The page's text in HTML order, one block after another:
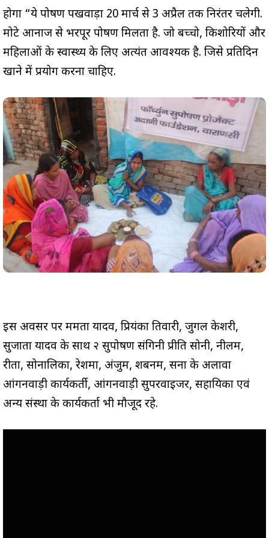
होगा “ये पोषण पखवाड़ा 20 मार्च से 3 अप्रैल तक निरंतर चलेगी.
मोटे आनाज से भरपूर पोषण मिलता है. जो बच्चो, किशोरियों और
महिलाओं के स्वास्थ्य के लिए अत्यंत आवश्यक है. जिसे प्रतिदिन
खाने में प्रयोग करना चाहिए.
इस अवसर पर ममता यादव, प्रियंका तिवारी, जुगल केशरी,
सुजाता यादव के साथ २ सुपोषण संगिनी प्रीति सोनी, नीलम,
रीता, सोनालिका, रेशमा, अंजुम, शबनम, सना के अलावा
आंगनवाड़ी कार्यकर्ती, आंगनवाड़ी सुपरवाइजर, सहायिका एवं
अन्य संस्था के कार्यकर्ता भी मौजूद रहे.